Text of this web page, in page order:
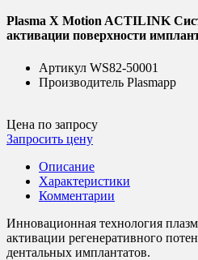
Plasma X Motion ACTILINK
активации поверхности
Артикул WS82-50001
Производитель Plasmapp
Цена по запросу
Запросить цену
Описание
Характеристики
Комментарии
Инновационная технология
активации регенеративного
дентальных имплантатов.